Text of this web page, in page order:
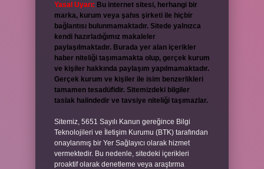
Yasal Uyarı: Bu internet sitesi, herhangi bir
marka, kurum veya şahıs şirketi ile hiçbir
bağlantısı bulunmamaktadır. Sitede yalnızca
kendi hazırladığımız makaleler
paylaşılmaktadır. Burada yer alan içerikler
haber niteliği taşımamakta olup, gerçek kurum
ve kişiler hakkında paylaşım yapılmamaktadır.
Gerçek kurum ve kişiler ile isim benzerlikleri
tamamen tesadüfidir. Sitemizdeki bilgiler
taslak halindedir ve tavsiye niteliği taşımazlar.
Sitemiz, 5651 Sayılı Kanun gereğince Bilgi
Teknolojileri ve İletişim Kurumu (BTK) tarafından
onaylanmış bir Yer Sağlayıcı olarak hizmet
vermektedir. Bu nedenle, sitedeki içerikleri
proaktif olarak denetleme veya araştırma